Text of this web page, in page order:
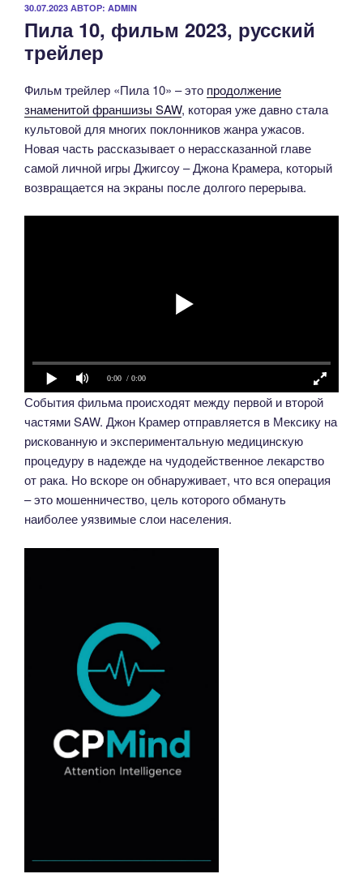
ОПУБЛИКОВАНО
30.07.2023 АВТОР: ADMIN
Пила 10, фильм 2023, русский
трейлер
Фильм трейлер «Пила 10» – это продолжение
знаменитой франшизы SAW, которая уже давно стала
культовой для многих поклонников жанра ужасов.
Новая часть рассказывает о нерассказанной главе
самой личной игры Джигсоу – Джона Крамера, который
возвращается на экраны после долгого перерыва.
0:00 / 0:00
События фильма происходят между первой и второй
частями SAW. Джон Крамер отправляется в Мексику на
рискованную и экспериментальную медицинскую
процедуру в надежде на чудодейственное лекарство
от рака. Но вскоре он обнаруживает, что вся операция
– это мошенничество, цель которого обмануть
наиболее уязвимые слои населения.